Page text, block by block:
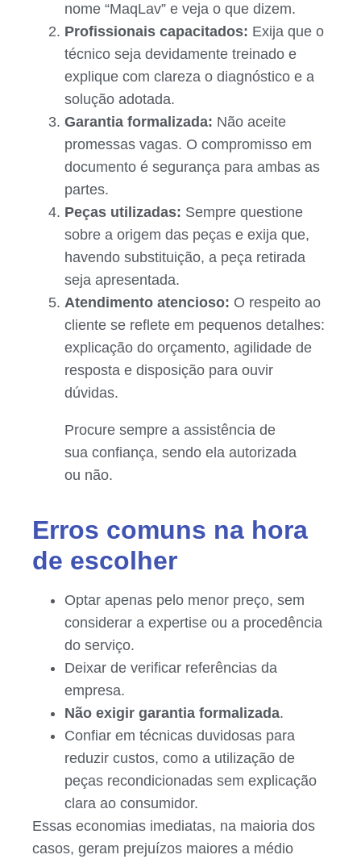
nome “MaqLav” e veja o que dizem.
Profissionais capacitados: Exija que o
técnico seja devidamente treinado e
explique com clareza o diagnóstico e a
solução adotada.
Garantia formalizada: Não aceite
promessas vagas. O compromisso em
documento é segurança para ambas as
partes.
Peças utilizadas: Sempre questione
sobre a origem das peças e exija que,
havendo substituição, a peça retirada
seja apresentada.
Atendimento atencioso: O respeito ao
cliente se reflete em pequenos detalhes:
explicação do orçamento, agilidade de
resposta e disposição para ouvir
dúvidas.
Procure sempre a assistência de
sua confiança, sendo ela autorizada
ou não.
Erros comuns na hora
de escolher
Optar apenas pelo menor preço, sem
considerar a expertise ou a procedência
do serviço.
Deixar de verificar referências da
empresa.
Não exigir garantia formalizada.
Confiar em técnicas duvidosas para
reduzir custos, como a utilização de
peças recondicionadas sem explicação
clara ao consumidor.
Essas economias imediatas, na maioria dos
casos, geram prejuízos maiores a médio